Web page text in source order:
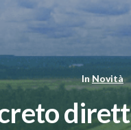
InNovità